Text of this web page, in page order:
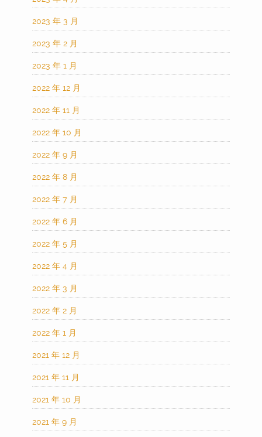
2023 年 3 月
2023 年 2 月
2023 年 1 月
2022 年 12 月
2022 年 11 月
2022 年 10 月
2022 年 9 月
2022 年 8 月
2022 年 7 月
2022 年 6 月
2022 年 5 月
2022 年 4 月
2022 年 3 月
2022 年 2 月
2022 年 1 月
2021 年 12 月
2021 年 11 月
2021 年 10 月
2021 年 9 月